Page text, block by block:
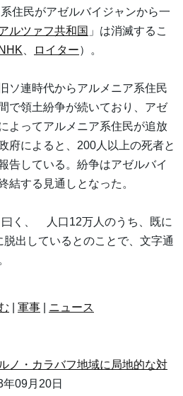
住民がアゼルバイジャンから一
ルツァフ共和国 」は消滅するこ
NHK ロイター）。
ソ連時代からアルメニア系住民
で領土紛争が続いており、アゼ
よってアルメニア系住民が追放
府によると、200人以上の死者と
告している。紛争はアゼルバイ
結する見通しとなった。
く、 人口12万人のうち、既に
出しているとのことで、文字通
軍事 ニュース
ノ・カラバフ地域に局地的な対
年09月20日